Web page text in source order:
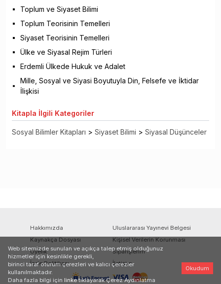
Toplum ve Siyaset Bilimi
Toplum Teorisinin Temelleri
Siyaset Teorisinin Temelleri
Ülke ve Siyasal Rejim Türleri
Erdemli Ülkede Hukuk ve Adalet
Mille, Sosyal ve Siyasi Boyutuyla Din, Felsefe ve İktidar
İlişkisi
Kitapla İlgili Kategoriler
Sosyal Bilimler Kitapları > Siyaset Bilimi > Siyasal Düşünceler
Hakkımızda
Uluslararası Yayınevi Belgesi
Kaynakça Dosyası
Kişisel Verilerin Korunması
Üyelik
Siparişlerim
İade Politikası
İletişim
Web sitemizde sunulan ve açıkça talep etmiş olduğunuz
hizmetler için kesinlikle gerekli,
birinci taraf oturum çerezleri ve kalıcı çerezler
kullanılmaktadır.
Daha fazla bilgi için linke tıklayarak Çerez Aydınlatma
Okudum